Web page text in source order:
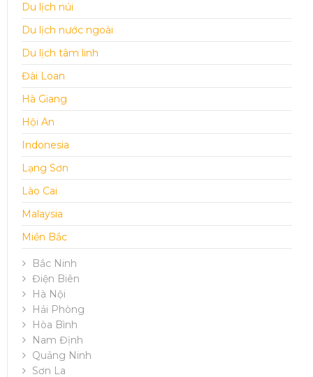
Du lịch núi
Du lịch nước ngoài
Du lịch tâm linh
Đài Loan
Hà Giang
Hội An
Indonesia
Lạng Sơn
Lào Cai
Malaysia
Miền Bắc
Bắc Ninh
Điện Biên
Hà Nội
Hải Phòng
Hòa Bình
Nam Định
Quảng Ninh
Sơn La